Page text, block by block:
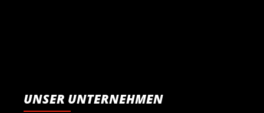
UNSER UNTERNEHMEN